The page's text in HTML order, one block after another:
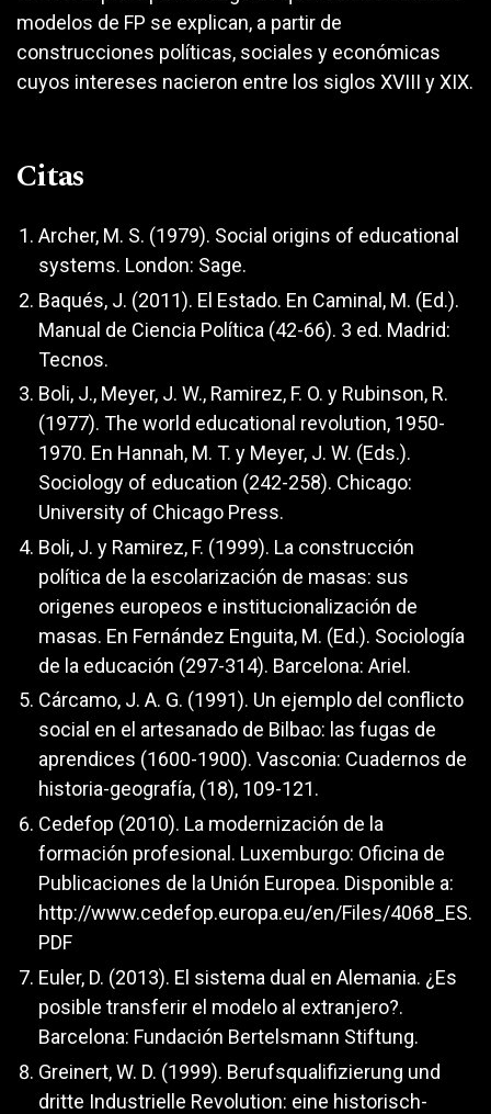
modelos de FP se explican, a partir de
construcciones políticas, sociales y económicas
cuyos intereses nacieron entre los siglos XVIII y XIX.
Citas
Archer, M. S. (1979). Social origins of educational
systems. London: Sage.
Baqués, J. (2011). El Estado. En Caminal, M. (Ed.).
Manual de Ciencia Política (42-66). 3 ed. Madrid:
Tecnos.
Boli, J., Meyer, J. W., Ramirez, F. O. y Rubinson, R.
(1977). The world educational revolution, 1950-
1970. En Hannah, M. T. y Meyer, J. W. (Eds.).
Sociology of education (242-258). Chicago:
University of Chicago Press.
Boli, J. y Ramirez, F. (1999). La construcción
política de la escolarización de masas: sus
origenes europeos e institucionalización de
masas. En Fernández Enguita, M. (Ed.). Sociología
de la educación (297-314). Barcelona: Ariel.
Cárcamo, J. A. G. (1991). Un ejemplo del conflicto
social en el artesanado de Bilbao: las fugas de
aprendices (1600-1900). Vasconia: Cuadernos de
historia-geografía, (18), 109-121.
Cedefop (2010). La modernización de la
formación profesional. Luxemburgo: Oficina de
Publicaciones de la Unión Europea. Disponible a:
http://www.cedefop.europa.eu/en/Files/4068_ES.
PDF
Euler, D. (2013). El sistema dual en Alemania. ¿Es
posible transferir el modelo al extranjero?.
Barcelona: Fundación Bertelsmann Stiftung.
Greinert, W. D. (1999). Berufsqualifizierung und
dritte Industrielle Revolution: eine historisch-